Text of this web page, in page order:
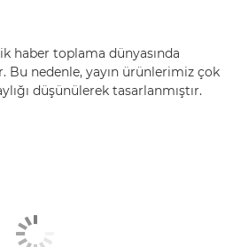
haber toplama dünyasında
nedenle, yayın ürünlerimiz çok
düşünülerek tasarlanmıştır.